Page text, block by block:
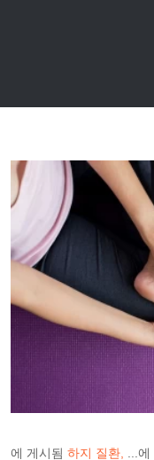
에 게시됨 하지 질환 ...에